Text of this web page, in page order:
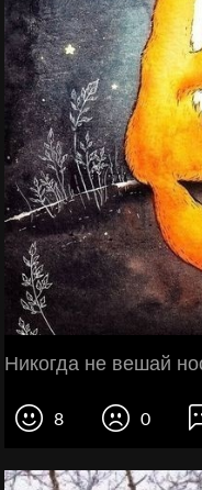
Никогда не вешай
8 0